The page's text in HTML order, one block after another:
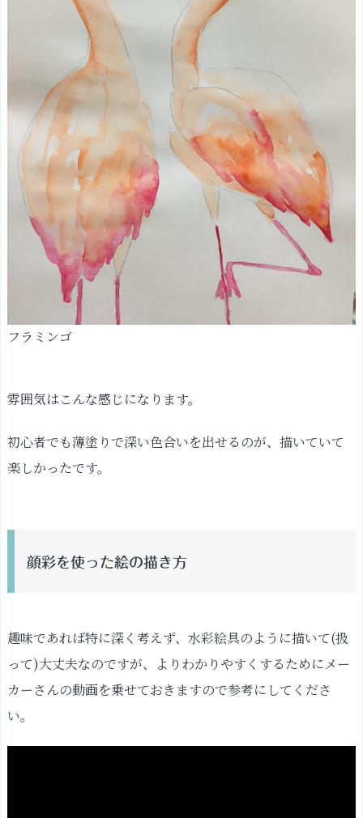
フラミンゴ
雰囲気はこんな感じになります。
初心者でも薄塗りで深い色合いを出せるのが、描いていて
楽しかったです。
顔彩を使った絵の描き方
趣味であれば特に深く考えず、水彩絵具のように描いて(扱
って)大丈夫なのですが、よりわかりやすくするためにメー
カーさんの動画を乗せておきますので参考にしてくださ
い。